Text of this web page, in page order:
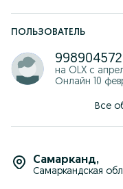
ПОЛЬЗОВАТЕЛЬ
на OLX с
Онлайн 10
Все
Самарканд,
Самаркандская